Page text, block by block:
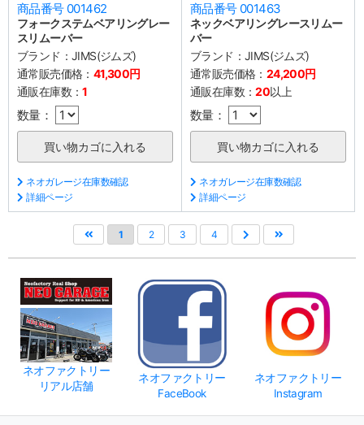
商品番号 001462
フォークステムベアリングレー
スリムーバー
ブランド： JIMS(ジムズ)
通常販売価格： 41,300円
通販在庫数：1
数量：
ネオガレージ在庫数確認
詳細ページ
商品番号 001463
ネックベアリングレースリムー
バー
ブランド： JIMS(ジムズ)
通常販売価格： 24,200円
通販在庫数：20以上
数量：
ネオガレージ在庫数確認
詳細ページ
1 2 3 4
ネオファクトリー
リアル店舗
ネオファクトリー
FaceBook
ネオファクトリー
Instagram